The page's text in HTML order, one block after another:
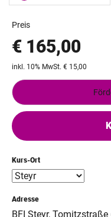
Kurs-Ort
Adresse
BFI Steyr, Tomitzstraße
Preis
€ 165,00
inkl. 10% MwSt. € 15,00